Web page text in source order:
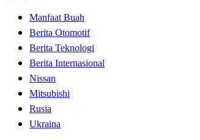
Manfaat Buah
Berita Otomotif
Berita Teknologi
Berita Internasional
Nissan
Mitsubishi
Rusia
Ukraina